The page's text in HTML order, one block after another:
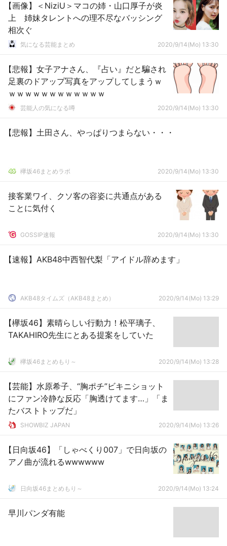
【画像】＜NiziU＞マコの姉・山口厚子が炎
上 姉妹タレントへの理不尽なバッシング
相次ぐ
気になる芸能まとめ 2020/9/14(Mo) 13:30
【悲報】女子アナさん、『占い』だと騙され
足裏のドアップ写真をアップしてしまうｗ
ｗｗｗｗｗｗｗｗｗｗｗｗ
芸能人の気になる噂 2020/9/14(Mo) 13:30
【悲報】土田さん、やっぱりつまらない・・・
欅坂46まとめラボ 2020/9/14(Mo) 13:30
接客業ワイ、クソ客の容姿に共通点がある
ことに気付く
GOSSIP速報 2020/9/14(Mo) 13:30
【速報】AKB48中西智代梨「アイドル辞めます」
AKB48タイムズ（AKB48まとめ） 2020/9/14(Mo) 13:29
【欅坂46】素晴らしい行動力！松平璃子、
TAKAHIRO先生にとある提案をしていた
欅坂46まとめもり～ 2020/9/14(Mo) 13:28
【芸能】水原希子、“胸ポチ”ビキニショット
にファン冷静な反応「胸透けてます…」「ま
たバストトップだ」
SHOWBIZ JAPAN 2020/9/14(Mo) 13:26
【日向坂46】「しゃべくり007」で日向坂の
アノ曲が流れるwwwwww
日向坂46まとめもり～ 2020/9/14(Mo) 13:24
早川パンダ有能